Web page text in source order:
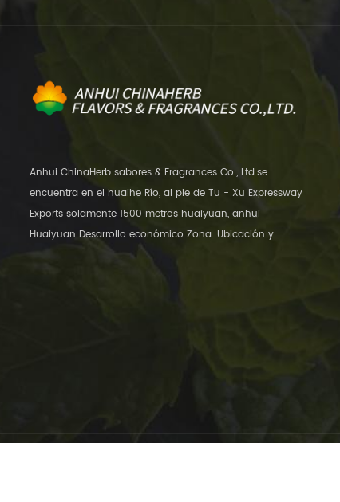
Anhui ChinaHerb sabores & Fragrances Co., Ltd.se
encuentra en el huaihe Río, al pie de Tu - Xu Expressway
Exports solamente 1500 metros huaiyuan, anhui
Huaiyuan Desarrollo económico Zona. Ubicación y
transporte conveniente, a solo 12 kilómetros de distancia